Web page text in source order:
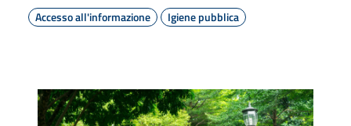
Accesso all'informazione
Igiene pubblica